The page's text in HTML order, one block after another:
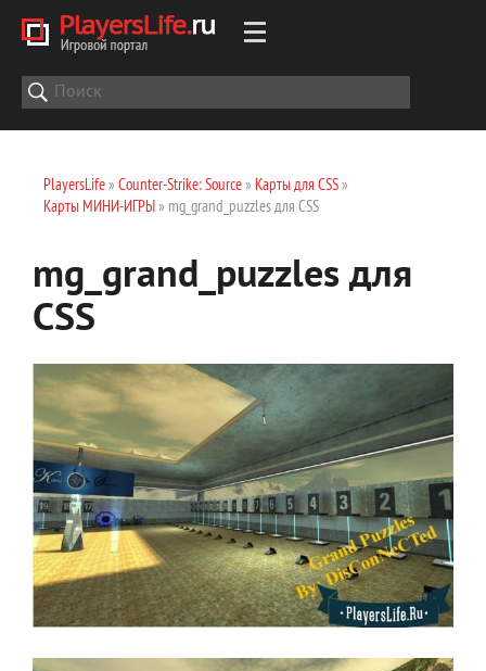
PlayersLife» Counter-Strike: Source» Карты для CSS»
Карты МИНИ-ИГРЫ» mg_grand_puzzles для CSS
mg_grand_puzzles для
CSS